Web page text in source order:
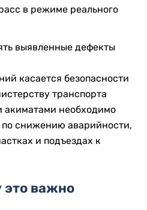
в режиме реального
выявленные дефекты
касается безопасности
транспорта
необходимо
по снижению аварийности,
и подъездах к
это важно